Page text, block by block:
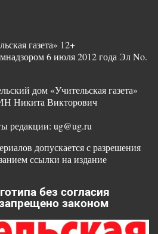
газета» 12+
6 июля 2012 года Эл No.
дом «Учительская газета»
Никита Викторович
редакции: ug@ug.ru
допускается с разрешения
ссылки на издание
без согласия
законом